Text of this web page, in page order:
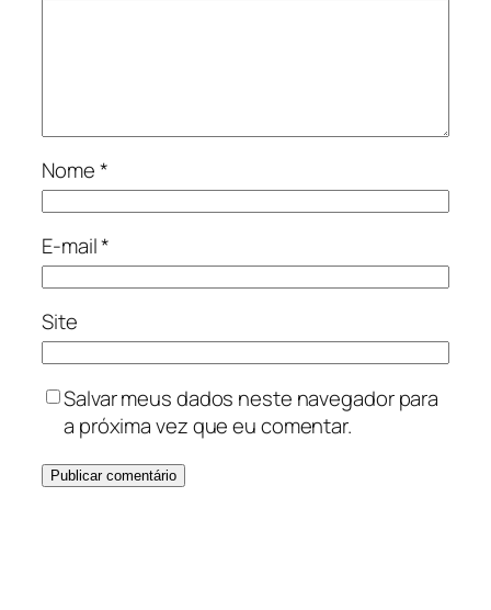
Nome*
E-mail*
Site
Salvar meus dados neste navegador para
a próxima vez que eu comentar.